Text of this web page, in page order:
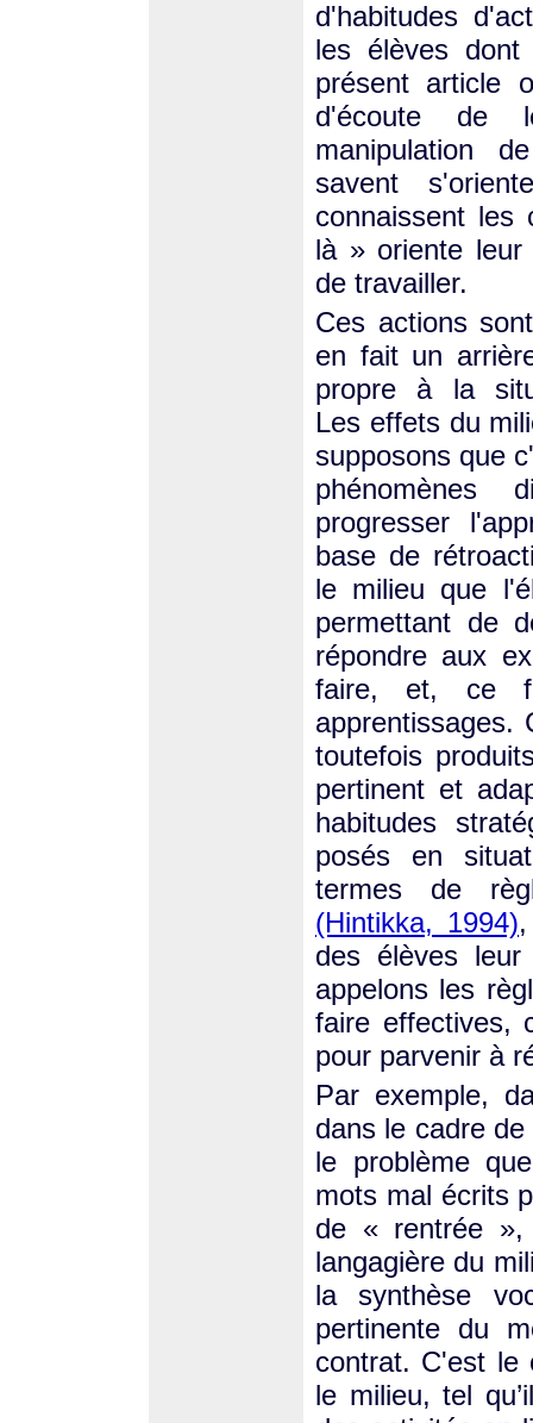
d'habitudes
les élèves
présent article
d'écoute de
manipulation
savent
connaissent les
là » oriente leur
de travailler.
Ces actions
en fait un
propre à la
Les effets du
supposons que
phénomènes
progresser
base de
le milieu que
permettant de
répondre aux
faire, et, ce
apprentissages.
toutefois
pertinent et
habitudes
posés en
termes de
(Hintikka, 1994)
des élèves
appelons les
faire effectives,
pour parvenir à
Par exemple,
dans le cadre
le problème
mots mal écrits
de « rentrée »,
langagière du
la synthèse
pertinente du
contrat. C'est le
le milieu, tel